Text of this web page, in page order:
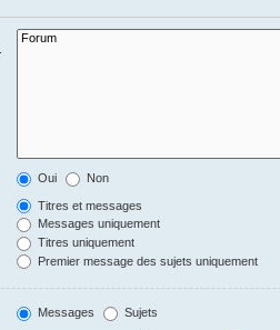
Oui Non
Titres et messages
Messages uniquement
Titres uniquement
Premier message des sujets uniquement
Messages Sujets